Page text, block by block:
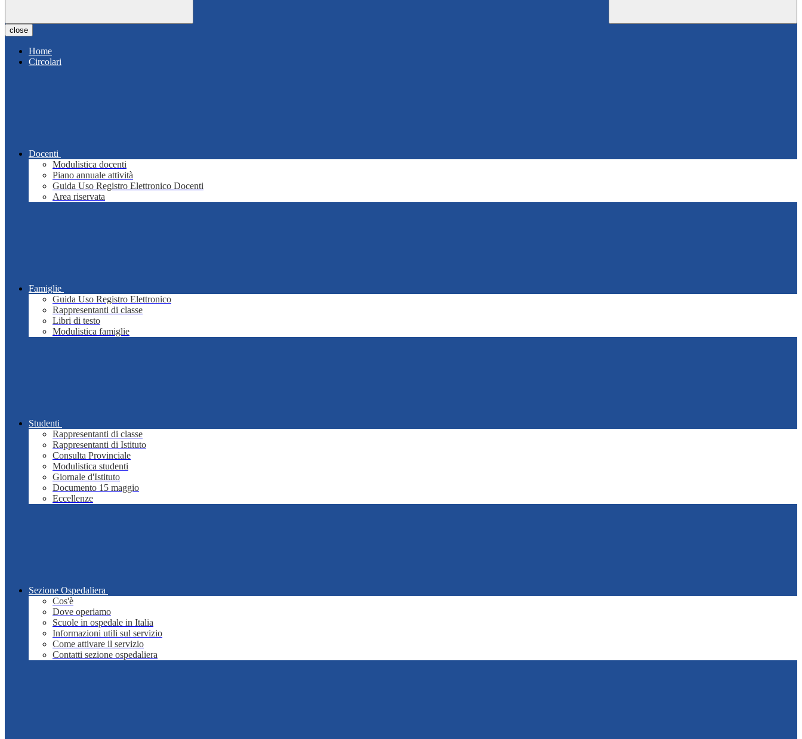
close
Home
Circolari
Docenti
Modulistica docenti
Piano annuale attività
Guida Uso Registro Elettronico Docenti
Area riservata
Famiglie
Guida Uso Registro Elettronico
Rappresentanti di classe
Libri di testo
Modulistica famiglie
Studenti
Rappresentanti di classe
Rappresentanti di Istituto
Consulta Provinciale
Modulistica studenti
Giornale d'Istituto
Documento 15 maggio
Eccellenze
Sezione Ospedaliera
Cos'è
Dove operiamo
Scuole in ospedale in Italia
Informazioni utili sul servizio
Come attivare il servizio
Contatti sezione ospedaliera